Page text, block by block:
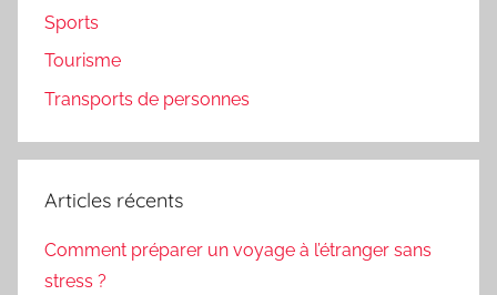
Sports
Tourisme
Transports de personnes
Articles récents
Comment préparer un voyage à l’étranger sans
stress ?